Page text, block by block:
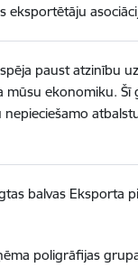
paust atzinību
ekonomiku. Šī
balvas Eksporta
poligrāfijas